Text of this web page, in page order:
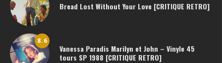
Bread Lost Without Your Love [CRITIQUE RETRO]
8.6
Vanessa Paradis Marilyn et John – Vinyle 45
tours SP 1988 [CRITIQUE RETRO]